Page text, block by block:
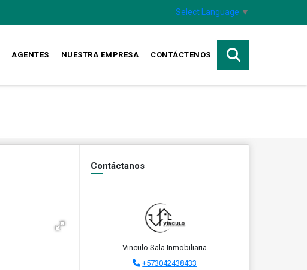
Select Language ▼
AGENTES NUESTRA EMPRESA CONTÁCTENOS
Contáctanos
Vinculo Sala Inmobiliaria
+573042438433